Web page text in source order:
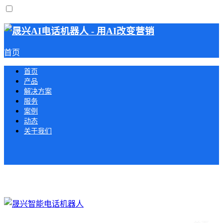
首页
首页
产品
解决方案
服务
案例
动态
关于我们